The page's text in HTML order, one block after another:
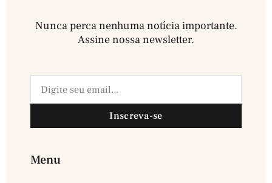
Nunca perca nenhuma notícia importante.
Assine nossa newsletter.​
Inscreva-se
Menu